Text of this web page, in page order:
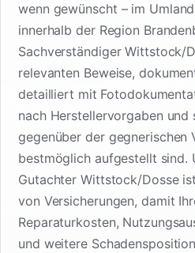
wenn gewünscht – im
innerhalb der Region
Sachverständiger Wittstock/
relevanten Beweise,
detailliert mit
nach Herstellervorgaben und
gegenüber der gegnerischen
bestmöglich aufgestellt sind.
Gutachter Wittstock/Dosse
von Versicherungen, damit
Reparaturkosten,
und weitere